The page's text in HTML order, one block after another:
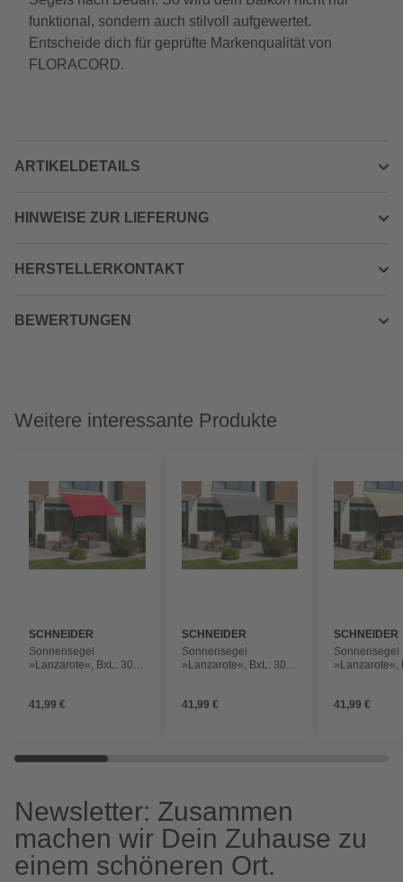
funktional, sondern auch stilvoll aufgewertet.
Entscheide dich für geprüfte Markenqualität von
FLORACORD.
ARTIKELDETAILS
HINWEISE ZUR LIEFERUNG
HERSTELLERKONTAKT
BEWERTUNGEN
Weitere interessante Produkte
SCHNEIDER
SCHIRME
Sonnensegel
»Lanzarote«, BxL: 300
41,99 €
SCHNEIDER
SCHIRME
Sonnensegel
»Lanzarote«, BxL: 300
41,99 €
SCHNEIDER
SCHIRME
Sonnensegel
»Lanzarote«,
41,99 €
Newsletter: Zusammen
machen wir Dein Zuhause zu
einem schöneren Ort.